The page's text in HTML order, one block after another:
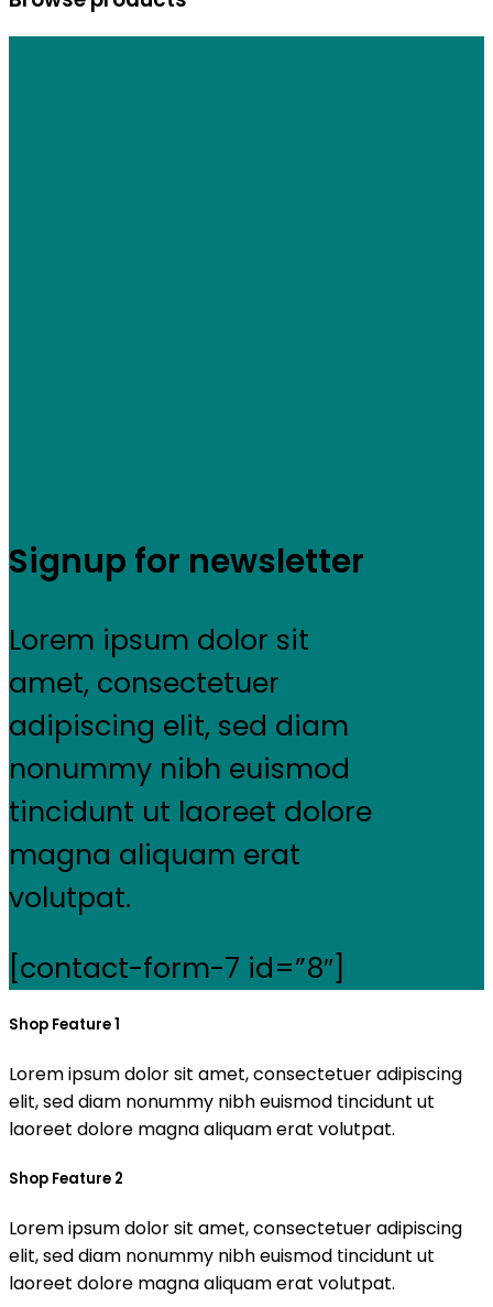
Signup for newsletter
Lorem ipsum dolor sit
amet, consectetuer
adipiscing elit, sed diam
nonummy nibh euismod
tincidunt ut laoreet dolore
magna aliquam erat
volutpat.
[contact-form-7 id=”8″]
Shop Feature 1
Lorem ipsum dolor sit amet, consectetuer adipiscing
elit, sed diam nonummy nibh euismod tincidunt ut
laoreet dolore magna aliquam erat volutpat.
Shop Feature 2
Lorem ipsum dolor sit amet, consectetuer adipiscing
elit, sed diam nonummy nibh euismod tincidunt ut
laoreet dolore magna aliquam erat volutpat.